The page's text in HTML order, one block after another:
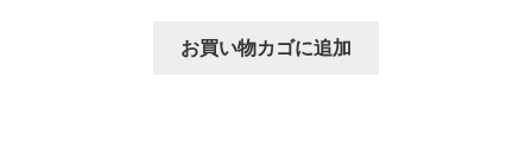
お買い物カゴに追加